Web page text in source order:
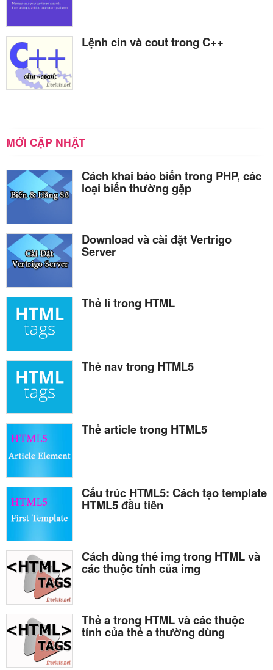
Lệnh cin và cout trong C++
MỚI CẬP NHẬT
Cách khai báo biến trong PHP, các
loại biến thường gặp
Download và cài đặt Vertrigo
Server
Thẻ li trong HTML
Thẻ nav trong HTML5
Thẻ article trong HTML5
Cấu trúc HTML5: Cách tạo template
HTML5 đầu tiên
Cách dùng thẻ img trong HTML và
các thuộc tính của img
Thẻ a trong HTML và các thuộc
tính của thẻ a thường dùng